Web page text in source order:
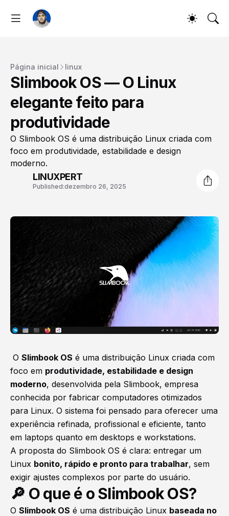
Página inicial linux
Slimbook OS — O Linux
elegante feito para
produtividade
O Slimbook OS é uma distribuição Linux criada com
foco em produtividade, estabilidade e design
moderno.
LINUXPERT
Published:dezembro 26, 2025
O Slimbook OS é uma distribuição Linux criada com
foco em produtividade, estabilidade e design
moderno, desenvolvida pela Slimbook, empresa
conhecida por fabricar computadores otimizados
para Linux. O sistema foi pensado para oferecer uma
experiência refinada, profissional e eficiente, tanto
em laptops quanto em desktops e workstations.
A proposta do Slimbook OS é clara: entregar um
Linux bonito, rápido e pronto para trabalhar, sem
exigir ajustes complexos por parte do usuário.
🔎 O que é o Slimbook OS?
O Slimbook OS é uma distribuição Linux baseada no